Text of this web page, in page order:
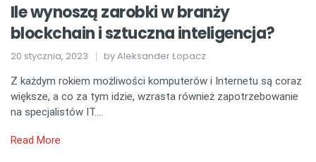
Ile wynoszą zarobki w branży
blockchain i sztuczna inteligencja?
20 stycznia, 2023 byAleksander Łopacz
Z każdym rokiem możliwości komputerów i Internetu są coraz
większe, a co za tym idzie, wzrasta również zapotrzebowanie
na specjalistów IT….
Read More